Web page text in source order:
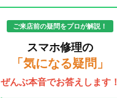
ご来店前の疑問をプロが解説！
スマホ修理の
「気になる疑問」
ぜんぶ本音でお答えします！